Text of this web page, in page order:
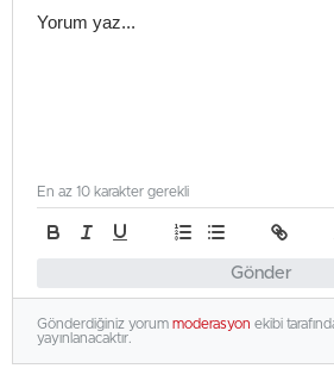
Gönder
En az 10 karakter gerekli
Gönderdiğiniz yorum moderasyon ekibi
yayınlanacaktır.